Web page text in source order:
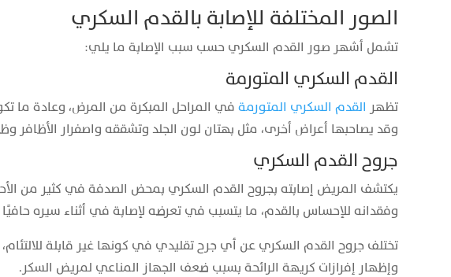
الصور المختلفة للإصابة بالقدم السكري
تشمل أشهر صور القدم السكري حسب سبب الإصابة ما يلي:
القدم السكري المتورمة
تظهر القدم السكري المتورمةفي المراحل المبكرة من المرض، وعادة ما
وقد يصاحبها أعراض أخرى، مثل بهتان لون الجلد وتشققه واصفرار الأظافر
جروح القدم السكري
يكتشف المريض إصابته بجروح القدم السكري بمحض الصدفة في كثير من
وفقدانه للإحساس بالقدم، ما يتسبب في تعرضه لإصابة في أثناء سيره حافيًا
تختلف جروح القدم السكري عن أي جرح تقليدي في كونها غير قابلة للالتئام،
وإظهار إفرازات كريهة الرائحة بسبب ضعف الجهاز المناعي لمريض السكر.